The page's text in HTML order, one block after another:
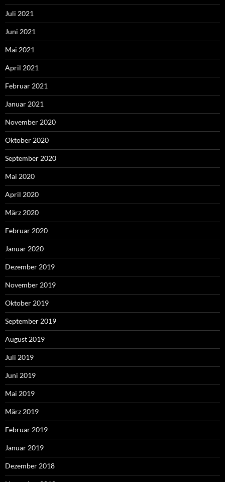
Juli 2021
Juni 2021
Mai 2021
April 2021
Februar 2021
Januar 2021
November 2020
Oktober 2020
September 2020
Mai 2020
April 2020
März 2020
Februar 2020
Januar 2020
Dezember 2019
November 2019
Oktober 2019
September 2019
August 2019
Juli 2019
Juni 2019
Mai 2019
März 2019
Februar 2019
Januar 2019
Dezember 2018